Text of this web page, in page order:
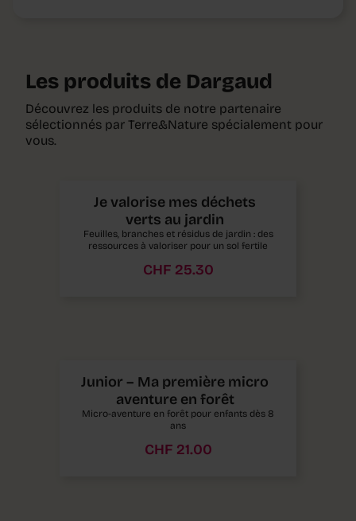
Les produits de Dargaud
Découvrez les produits de notre partenaire
sélectionnés par Terre&Nature spécialement pour
vous.
Je valorise mes déchets
verts au jardin
Feuilles, branches et résidus de jardin : des
ressources à valoriser pour un sol fertile
CHF 25.30
Junior – Ma première micro
aventure en forêt
Micro-aventure en forêt pour enfants dès 8
ans
CHF 21.00